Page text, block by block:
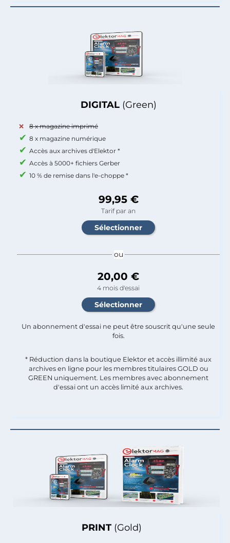
PRINT (Gold)
DIGITAL (Green)
8 x magazine imprimé
8 x magazine numérique
Accès aux archives d'Elektor *
Accès à 5000+ fichiers Gerber
10 % de remise dans l'e-choppe *
99,95 €
Tarif par an
ou
20,00 €
4 mois d'essai
Un abonnement d'essai ne peut être souscrit qu'une seule
fois.​
* Réduction dans la boutique Elektor et accès illimité aux
archives en ligne pour les membres titulaires GOLD ou
GREEN uniquement. Les membres avec abonnement
d'essai ont un accès limité aux archives.